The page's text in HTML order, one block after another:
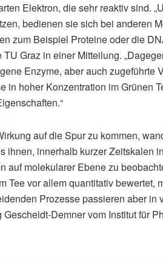
Elektron, die sehr reaktiv sind.
bedienen sie sich bei anderen
zum Beispiel Proteine oder die
Graz in einer Mitteilung.
Enzyme, aber auch zugeführte
hoher Konzentration im Grünen
auf die Spur zu kommen,
ihnen, innerhalb kurzer Zeitskalen
auf molekularer Ebene zu
Tee vor allem quantitativ bewertet,
Prozesse passieren aber in
Gescheidt-Demner vom Institut für